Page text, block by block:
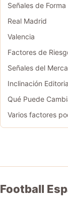
Señales de
Real Madrid
Valencia
Factores de
Señales del
Inclinación
Qué Puede
Varios factores
Football